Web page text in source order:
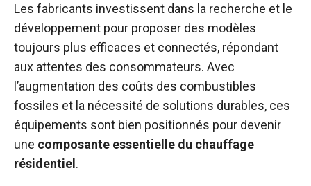
Les fabricants investissent dans la recherche et le
développement pour proposer des modèles
toujours plus efficaces et connectés, répondant
aux attentes des consommateurs. Avec
l’augmentation des coûts des combustibles
fossiles et la nécessité de solutions durables, ces
équipements sont bien positionnés pour devenir
une composante essentielle du chauffage
résidentiel .